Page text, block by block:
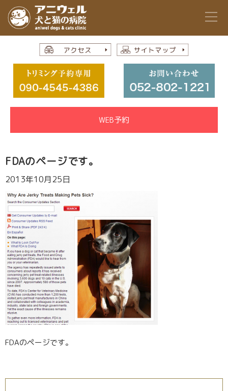
WEB予約
FDAのページです。
2013年10月25日
FDAのページです。